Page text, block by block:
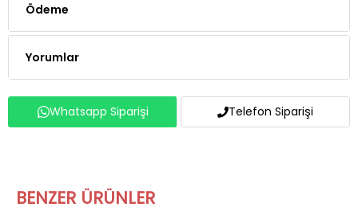
Ödeme
Yorumlar
Whatsapp Siparişi Telefon Siparişi
BENZER ÜRÜNLER